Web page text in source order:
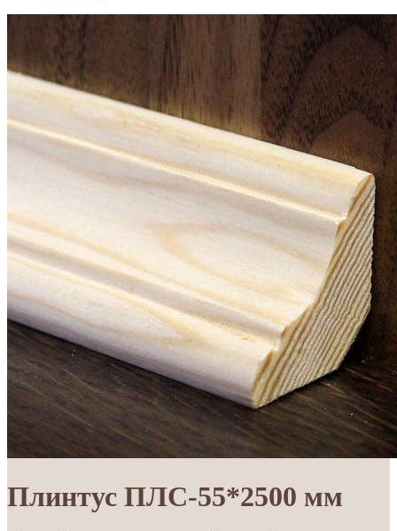
Плинтус ПЛС-55*2500 мм